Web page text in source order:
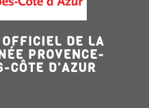
DE LA
PROVENCE-
CÔTE D'AZUR